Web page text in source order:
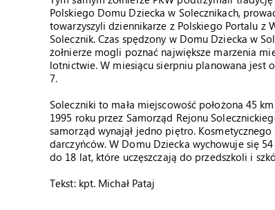
Polskiego Domu Dziecka w Solecznikach,
towarzyszyli dziennikarze z Polskiego Portalu z
Solecznik. Czas spędzony w Domu Dziecka w
żołnierze mogli poznać największe marzenia
lotnictwie. W miesiącu sierpniu planowana jest
7.
Soleczniki to mała miejscowość położona 45
1995 roku przez Samorząd Rejonu
samorząd wynajął jedno piętro.
darczyńców. W Domu Dziecka wychowuje się
do 18 lat, które uczęszczają do przedszkoli i
Tekst: kpt. Michał Pataj